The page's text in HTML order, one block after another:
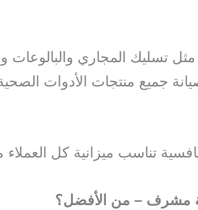
المجاري والبالوعات
جميع منتجات الأدوات
تناسب ميزانية كل العملاء
مشرف – من الأفضل؟